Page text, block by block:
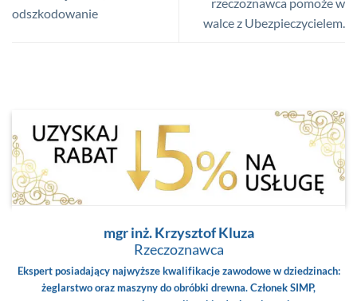
odszkodowanie
rzeczoznawca pomoże w
walce z Ubezpieczycielem.
mgr inż. Krzysztof Kluza
Rzeczoznawca
Ekspert posiadający najwyższe kwalifikacje zawodowe w dziedzinach:
żeglarstwo oraz maszyny do obróbki drewna. Członek SIMP,